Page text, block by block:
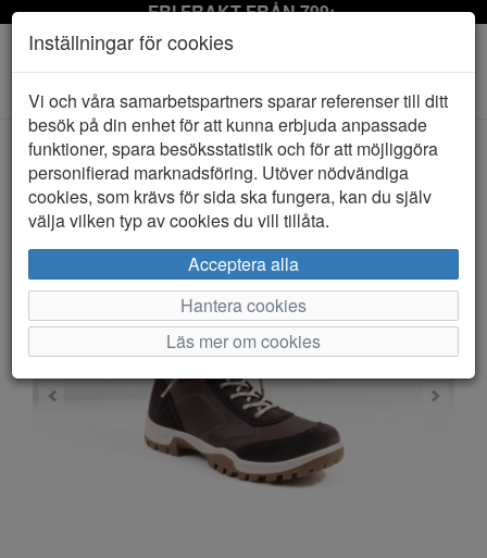
FRI FRAKT FRÅN 799:-
Toggle
navigation
HEM ECCO
Inställningar för cookies
Vi och våra samarbetspartners sparar referenser till ditt
besök på din enhet för att kunna erbjuda anpassade
funktioner, spara besöksstatistik och för att möjliggöra
personifierad marknadsföring. Utöver nödvändiga
cookies, som krävs för sida ska fungera, kan du själv
välja vilken typ av cookies du vill tillåta.
Acceptera alla
Hantera cookies
Läs mer om cookies